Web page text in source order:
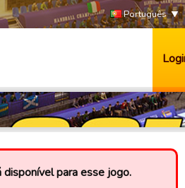
Português
para esse jogo.